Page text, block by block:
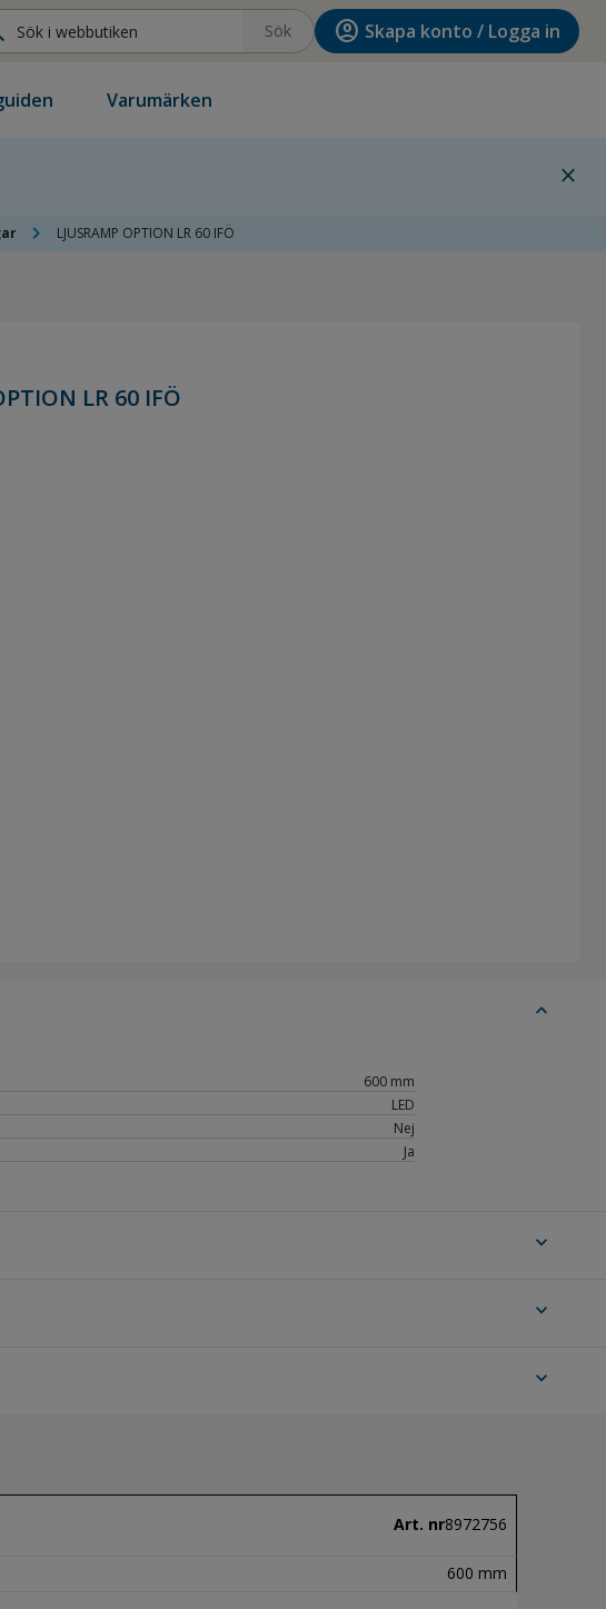
Sök account_circle Skapa konto / Logga in
Varumärken
close
chevron_right LJUSRAMP OPTION LR 60 IFÖ
LR 60 IFÖ
expand_less
600 mm
LED
Nej
Ja
expand_more
expand_more
expand_more
Art. nr8972756
600 mm